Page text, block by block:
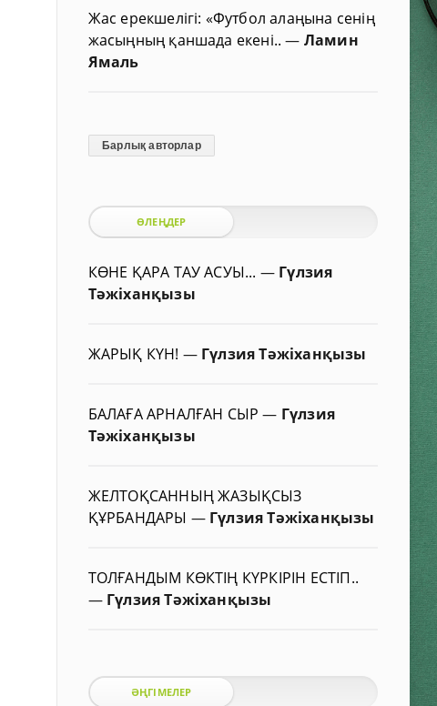
Жас ерекшелігі: «Футбол алаңына сенің
жасыңның қаншада екені..— Ламин
Ямаль
Барлық авторлар
ӨЛЕҢДЕР
КӨНЕ ҚАРА ТАУ АСУЫ... — Гүлзия
Тәжіханқызы
ЖАРЫҚ КҮН! — Гүлзия Тәжіханқызы
БАЛАҒА АРНАЛҒАН СЫР— Гүлзия
Тәжіханқызы
ЖЕЛТОҚСАННЫҢ ЖАЗЫҚСЫЗ
ҚҰРБАНДАРЫ — Гүлзия Тәжіханқызы
ТОЛҒАНДЫМ КӨКТІҢ КҮРКІРІН ЕСТІП..
— Гүлзия Тәжіханқызы
ӘҢГІМЕЛЕР